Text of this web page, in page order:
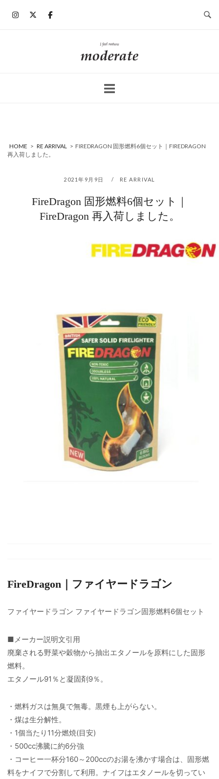
ホ
ー
HOME > RE ARRIVAL > FIREDRAGON 固形燃料6個セット｜FIREDRAGON
再入荷しました。
2021年9月9日 RE ARRIVAL
FireDragon 固形燃料6個セット｜
FireDragon 再入荷しました。
FireDragon｜ファイヤードラゴン
ファイヤードラゴン ファイヤードラゴン固形燃料6個セット
■メーカー説明文引用
廃棄される野菜や穀物から抽出エタノールを原料にした固形
燃料。
エタノール91％と凝固剤9％。
・燃料ガスは無臭で無毒。黒煙も上がらない。
・煤は生分解性。
・1個当たり11分燃焼(目安)
・500cc沸騰に約6分強
・コーヒー一杯分160～200ccのお湯を沸かす場合は、固形燃
料をナイフで分割して利用。ナイフはエタノールを切ってい